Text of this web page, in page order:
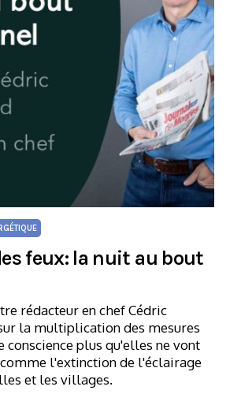
feux: la nuit au bout
rédacteur en chef Cédric
la multiplication des mesures
conscience plus qu'elles ne vont
l'extinction de l'éclairage
et les villages.